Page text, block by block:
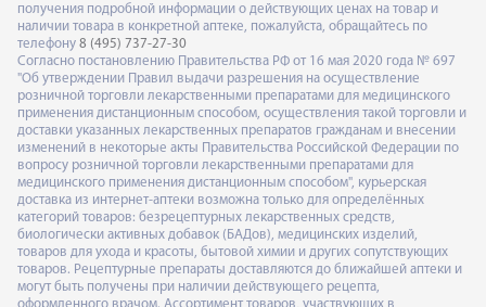
получения подробной информации о действующих ценах на товар и
наличии товара в конкретной аптеке, пожалуйста, обращайтесь по
телефону 8 (495) 737-27-30
Согласно постановлению Правительства РФ от 16 мая 2020 года № 697
"Об утверждении Правил выдачи разрешения на осуществление
розничной торговли лекарственными препаратами для медицинского
применения дистанционным способом, осуществления такой торговли и
доставки указанных лекарственных препаратов гражданам и внесении
изменений в некоторые акты Правительства Российской Федерации по
вопросу розничной торговли лекарственными препаратами для
медицинского применения дистанционным способом", курьерская
доставка из интернет-аптеки возможна только для определённых
категорий товаров: безрецептурных лекарственных средств,
биологически активных добавок (БАДов), медицинских изделий,
товаров для ухода и красоты, бытовой химии и других сопутствующих
товаров. Рецептурные препараты доставляются до ближайшей аптеки и
могут быть получены при наличии действующего рецепта,